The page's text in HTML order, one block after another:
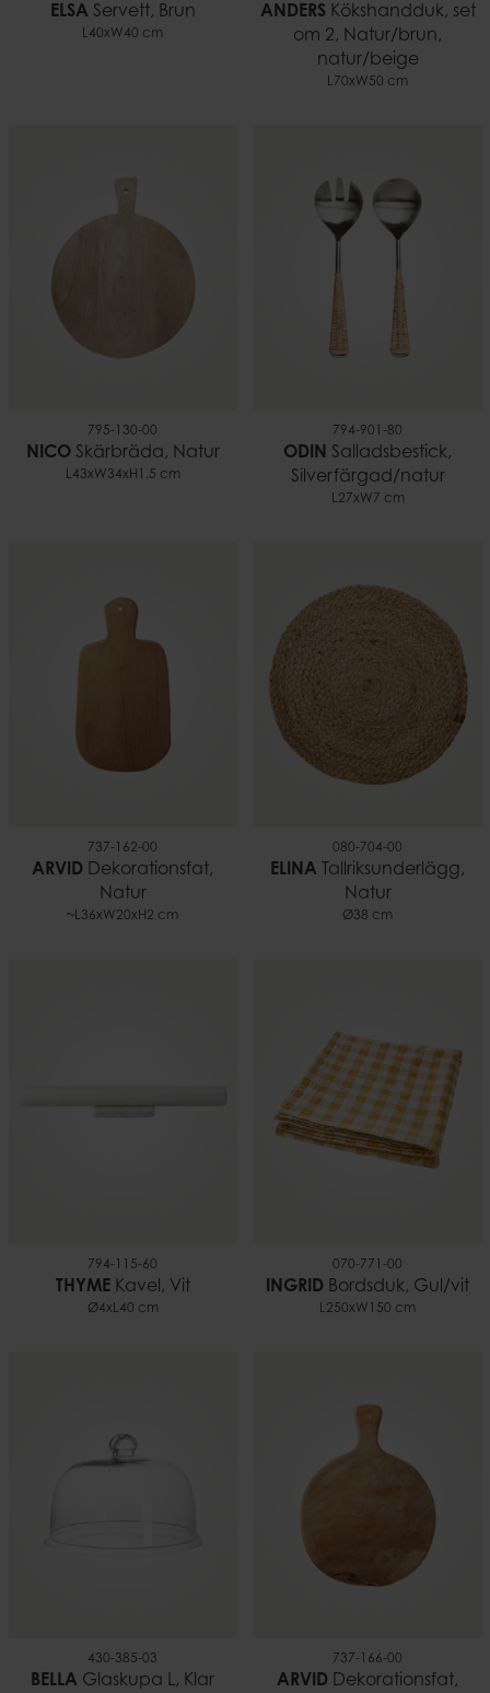
ELSA Servett, Brun
L40xW40 cm
ANDERSKökshandduk, set
om 2, Natur/brun,
natur/beige
L70xW50 cm
795-130-00
NICOSkärbräda, Natur
L43xW34xH1.5 cm
794-901-80
ODIN Salladsbestick,
Silverfärgad/natur
L27xW7 cm
737-162-00
ARVID Dekorationsfat,
Natur
~L36xW20xH2 cm
080-704-00
ELINA Tallriksunderlägg,
Natur
Ø38 cm
794-115-60
THYMEKavel, Vit
Ø4xL40 cm
070-771-00
INGRID Bordsduk, Gul/vit
L250xW150 cm
430-385-03
BELLA Glaskupa L, Klar
737-166-00
ARVID Dekorationsfat,